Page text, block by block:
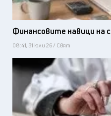
Финансовите навици на
08:41, 31 юли 26 / Свят